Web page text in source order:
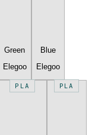
Green
Elegoo
Blue
Elegoo
PLA PLA